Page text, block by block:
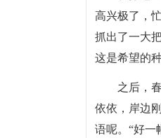
高兴极了，
抓出了一大
这是希望的种
之后，
依依，岸边
语呢。“好一